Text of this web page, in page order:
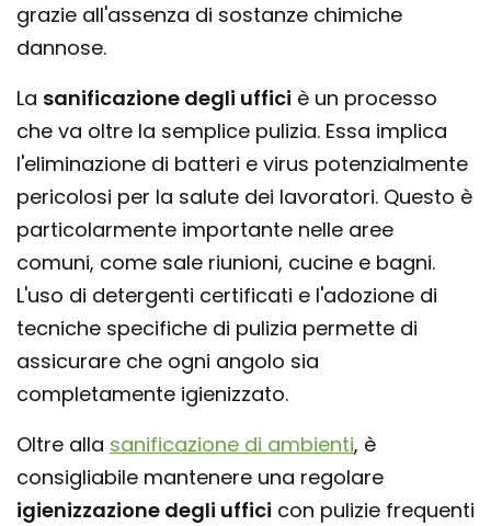
grazie all'assenza di sostanze chimiche
dannose.
La sanificazione degli uffici è un processo
che va oltre la semplice pulizia. Essa implica
l'eliminazione di batteri e virus potenzialmente
pericolosi per la salute dei lavoratori. Questo è
particolarmente importante nelle aree
comuni, come sale riunioni, cucine e bagni.
L'uso di detergenti certificati e l'adozione di
tecniche specifiche di pulizia permette di
assicurare che ogni angolo sia
completamente igienizzato.
Oltre alla sanificazione di ambienti, è
consigliabile mantenere una regolare
igienizzazione degli uffici con pulizie frequenti